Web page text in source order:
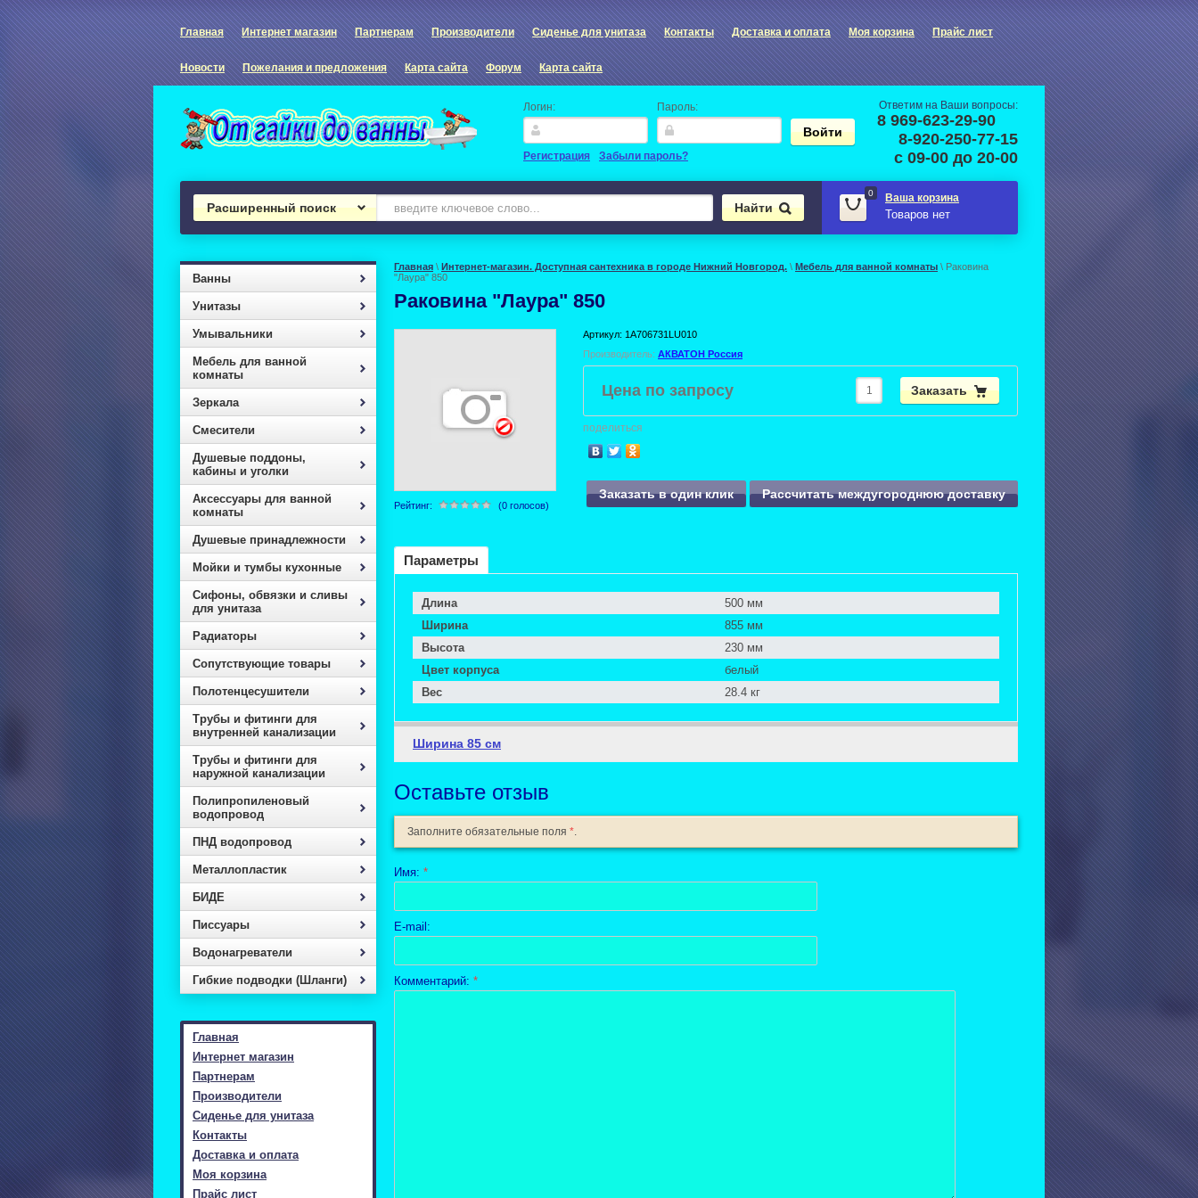
Главная Интернет магазин Партнерам Производители Сиденье для унитаза Контакты Доставка и оплата Моя корзина Прайс лист
Новости Пожелания и предложения Карта сайта Форум Карта сайта
Логин: Пароль:
Регистрация Забыли пароль?
Ответим на Ваши вопросы:
8 969-623-29-90
8-920-250-77-15
с 09-00 до 20-00
Расширенный поиск
0 Ваша корзина
Товаров нет
Ванны
Унитазы
Умывальники
Мебель для ванной
комнаты
Зеркала
Смесители
Душевые поддоны,
кабины и уголки
Аксессуары для ванной
комнаты
Душевые принадлежности
Мойки и тумбы кухонные
Сифоны, обвязки и сливы
для унитаза
Радиаторы
Сопутствующие товары
Полотенцесушители
Трубы и фитинги для
внутренней канализации
Трубы и фитинги для
наружной канализации
Полипропиленовый
водопровод
ПНД водопровод
Металлопластик
БИДЕ
Писcуары
Водонагреватели
Гибкие подводки (Шланги)
Главная
Интернет магазин
Партнерам
Производители
Сиденье для унитаза
Контакты
Доставка и оплата
Моя корзина
Прайс лист
Главная \ Интернет-магазин. Доступная сантехника в городе Нижний Новгород. \ Мебель для ванной комнаты \ Раковина
"Лаура" 850
Раковина "Лаура" 850
Рейтинг: (0 голосов)
Артикул: 1A706731LU010
Производитель: АКВАТОН Россия
Цена по запросу Заказать
поделиться
Заказать в один клик Рассчитать междугороднюю доставку
Параметры
Длина
500 мм
Ширина
855 мм
Высота
230 мм
Цвет корпуса
белый
Вес
28.4 кг
Ширина 85 см
Оставьте отзыв
Заполните обязательные поля *.
Имя: *
E-mail:
Комментарий: *